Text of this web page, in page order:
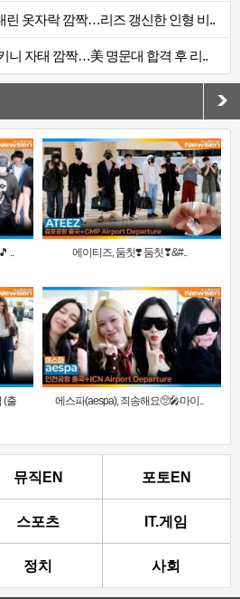
린 옷자락 깜짝…리즈 갱신한 인형 비..
니 자태 깜짝…美 명문대 합격 후 리..
.. 에이티즈, 둠칫❣️ 둠칫❣&#..
(출
에스파(aespa), 죄송해요🥺🎤마이..
뮤직EN 포토EN
스포츠 IT.게임
정치 사회